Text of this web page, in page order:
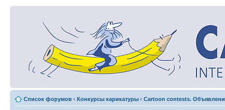
Список форумов ‹ Конкурсы карикатуры ‹ Cartoon contests.